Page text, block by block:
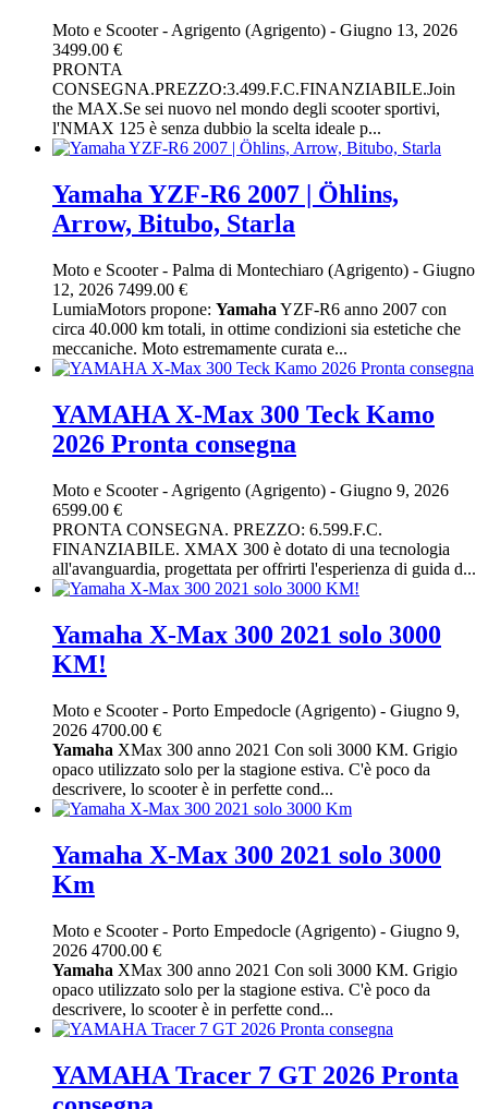
Moto e Scooter-Agrigento (Agrigento) - Giugno 13, 2026
3499.00 €
PRONTA
CONSEGNA.PREZZO:3.499.F.C.FINANZIABILE.Join
the MAX.Se sei nuovo nel mondo degli scooter sportivi,
l'NMAX 125 è senza dubbio la scelta ideale p...
Yamaha YZF-R6 2007 | Öhlins,
Arrow, Bitubo, Starla
Moto e Scooter- Palma di Montechiaro (Agrigento) - Giugno
12, 2026 7499.00 €
LumiaMotors propone: Yamaha YZF-R6 anno 2007 con
circa 40.000 km totali, in ottime condizioni sia estetiche che
meccaniche. Moto estremamente curata e...
YAMAHA X-Max 300 Teck Kamo
2026 Pronta consegna
Moto e Scooter- Agrigento (Agrigento) - Giugno 9, 2026
6599.00 €
PRONTA CONSEGNA. PREZZO: 6.599.F.C.
FINANZIABILE. XMAX 300 è dotato di una tecnologia
all'avanguardia, progettata per offrirti l'esperienza di guida d...
Yamaha X-Max 300 2021 solo 3000
KM!
Moto e Scooter- Porto Empedocle (Agrigento) - Giugno 9,
2026 4700.00 €
Yamaha XMax 300 anno 2021 Con soli 3000 KM. Grigio
opaco utilizzato solo per la stagione estiva. C'è poco da
descrivere, lo scooter è in perfette cond...
Yamaha X-Max 300 2021 solo 3000
Km
Moto e Scooter- Porto Empedocle (Agrigento) - Giugno 9,
2026 4700.00 €
Yamaha XMax 300 anno 2021 Con soli 3000 KM. Grigio
opaco utilizzato solo per la stagione estiva. C'è poco da
descrivere, lo scooter è in perfette cond...
YAMAHA Tracer 7 GT 2026 Pronta